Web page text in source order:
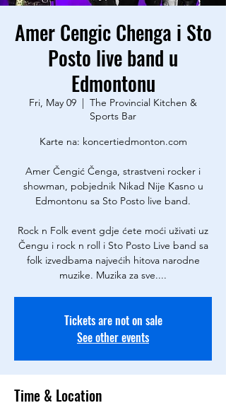
Amer Cengic Chenga i Sto
Posto live band u
Edmontonu
Fri, May 09
  |
The Provincial Kitchen &
Sports Bar
Karte na: koncertiedmonton.com
Amer Čengić Čenga, strastveni rocker i
showman, pobjednik Nikad Nije Kasno u
Edmontonu sa Sto Posto live band.
Rock n Folk event gdje ćete moći uživati uz
Čengu i rock n roll i Sto Posto Live band sa
folk izvedbama najvećih hitova narodne
muzike. Muzika za sve....
Tickets are not on sale
See other events
Time & Location